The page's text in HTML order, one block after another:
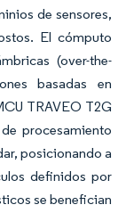
de sensores,
El cómputo
(over-the-
basadas en
TRAVEO T2G
procesamiento
posicionando a
definidos por
se benefician